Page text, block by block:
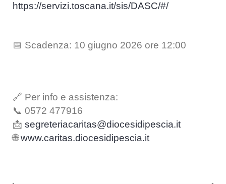
https://servizi.toscana.it/sis/DASC/#/
📅 Scadenza: 10 giugno 2026 ore 12:00
🔗 Per info e assistenza:
📞 0572 477916
📩 segreteriacaritas@diocesidipescia.it
🌐www.caritas.diocesidipescia.it